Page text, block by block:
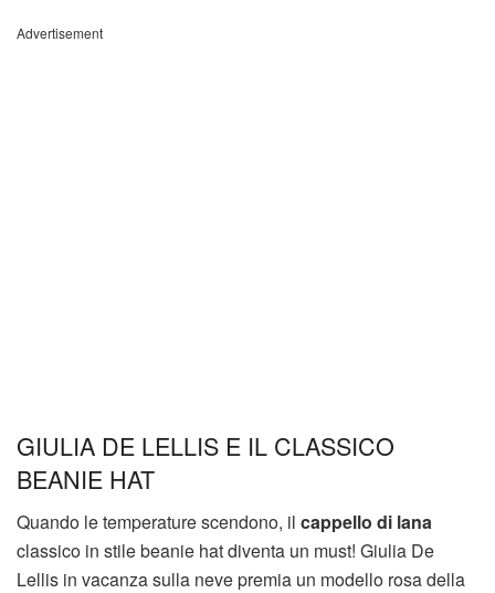
Advertisement
GIULIA DE LELLIS E IL CLASSICO
BEANIE HAT
Quando le temperature scendono, il cappello di lana
classico in stile beanie hat diventa un must! Giulia De
Lellis in vacanza sulla neve premia un modello rosa della